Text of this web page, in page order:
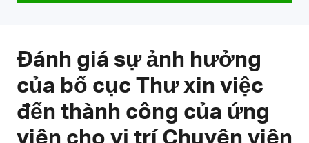
Đánh giá sự ảnh hưởng
của bố cục Thư xin việc
đến thành công của ứng
viên cho vị trí Chuyên viên